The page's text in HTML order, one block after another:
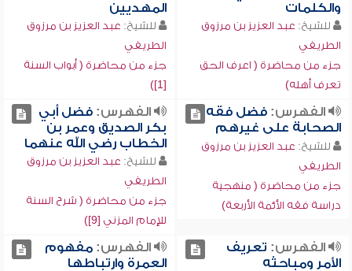
والكلمات
للشيخ: عبد العزيز بن مرزوق
الطريفي
جزء من محاضرة ( اعرف الحق
تعرف أهله)
المهديين
للشيخ: عبد العزيز بن مرزوق
الطريفي
جزء من محاضرة ( أبواب السنة
[1])
الفهرس:فضل فقه
الصحابة على غيرهم
للشيخ: عبد العزيز بن مرزوق
الطريفي
جزء من محاضرة ( منهجية
دراسة فقه الأئمة الأربعة)
الفهرس:فضل أبي
بكر الصديق وعمر بن
الخطاب رضي الله عنهما
للشيخ: عبد العزيز بن مرزوق
الطريفي
جزء من محاضرة ( شرح السنة
للإمام المزني [9])
الفهرس: تعريف
الأمر ومباحثه
الفهرس:مفهوم
العمرة وارتباطها